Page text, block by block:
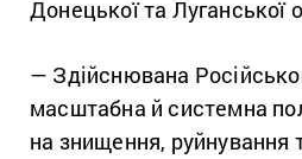
Донецької та Луганської
— Здійснювана
масштабна й системна
на знищення, руйнування